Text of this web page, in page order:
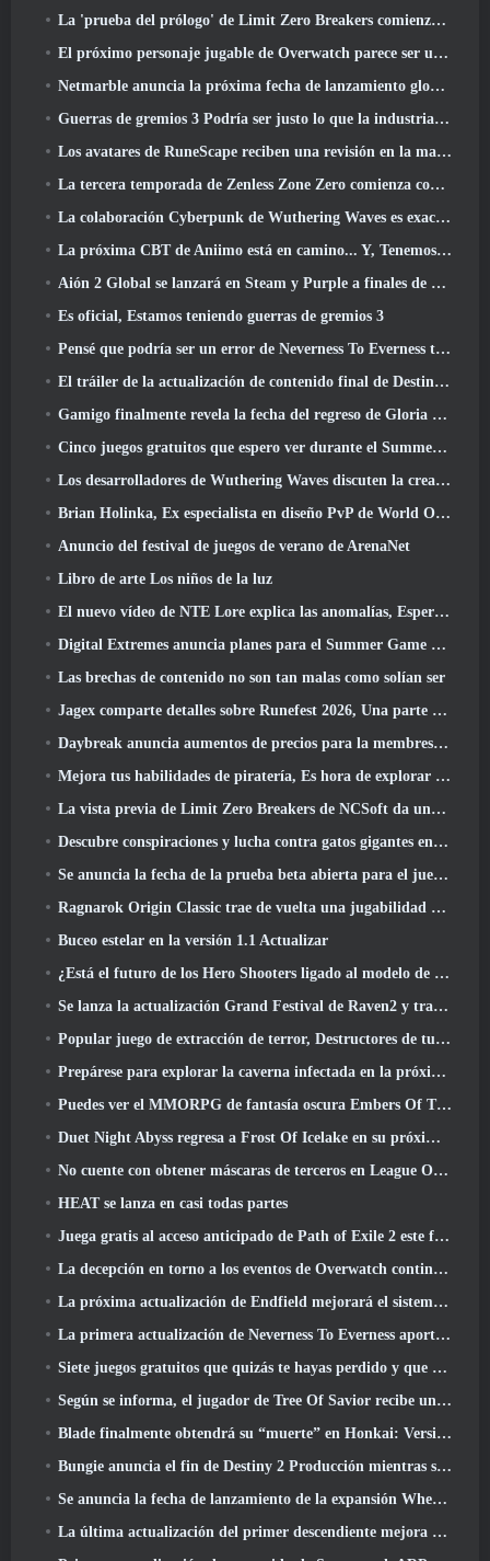
La 'prueba del prólogo' de Limit Zero Breakers comienza hoy
El próximo personaje jugable de Overwatch parece ser un jefe criminal cyborg con exceso de trabajo
Netmarble anuncia la próxima fecha de lanzamiento global de RF Online
Guerras de gremios 3 Podría ser justo lo que la industria de los MMO necesita ahora mismo
Los avatares de RuneScape reciben una revisión en la mayor actualización visual del juego en los últimos diez años
La tercera temporada de Zenless Zone Zero comienza con un viaje a una isla Bangboo en el cielo, Y a la plataforma Steam
La colaboración Cyberpunk de Wuthering Waves es exactamente lo que quiero de mis eventos cruzados de videojuegos
La próxima CBT de Aniimo está en camino... Y, Tenemos una ventana de lanzamiento oficial
Aión 2 Global se lanzará en Steam y Purple a finales de este año
Es oficial, Estamos teniendo guerras de gremios 3
Pensé que podría ser un error de Neverness To Everness tener el evento Porsche Collab Gacha tan temprano, Pero me equivoqué
El tráiler de la actualización de contenido final de Destiny 2 es un grito de guerra
Gamigo finalmente revela la fecha del regreso de Gloria Victis, ¿Sobrevivirá la segunda vez??
Cinco juegos gratuitos que espero ver durante el Summer Game Fest
Los desarrolladores de Wuthering Waves discuten la creación de la secuencia de batalla Lahai-Roi Mech
Brian Holinka, Ex especialista en diseño PvP de World Of Warcraft, Se une al equipo MMO de League Of Legends
Anuncio del festival de juegos de verano de ArenaNet
Libro de arte Los niños de la luz
El nuevo vídeo de NTE Lore explica las anomalías, Esperar, Y cómo una organización "secreta" lo rastrea todo
Digital Extremes anuncia planes para el Summer Game Fest
Las brechas de contenido no son tan malas como solían ser
Jagex comparte detalles sobre Runefest 2026, Una parte de la celebración del 25 aniversario de RuneScape IP
Daybreak anuncia aumentos de precios para la membresía VIP de Lord Of The Rings Online
Mejora tus habilidades de piratería, Es hora de explorar Night City en Wuthering Waves
La vista previa de Limit Zero Breakers de NCSoft da una idea de qué esperar de la próxima prueba del prólogo
Descubre conspiraciones y lucha contra gatos gigantes en tu tiempo de inactividad en la última actualización de Where Winds Meet
Se anuncia la fecha de la prueba beta abierta para el juego Dark Fantasy Extraction, Cazador de la niebla
Ragnarok Origin Classic trae de vuelta una jugabilidad MMORPG justa y CBT abre en junio 4
Buceo estelar en la versión 1.1 Actualizar
¿Está el futuro de los Hero Shooters ligado al modelo de servicio en vivo F2P??
Se lanza la actualización Grand Festival de Raven2 y trae consigo la nueva clase Warlord
Popular juego de extracción de terror, Destructores de tumbas, Lanzamientos en Occidente
Prepárese para explorar la caverna infectada en la próxima actualización de Eterspire
Puedes ver el MMORPG de fantasía oscura Embers Of The Uncrown de Nexon durante el Steam Next Fest
Duet Night Abyss regresa a Frost Of Icelake en su próxima actualización Steampunk
No cuente con obtener máscaras de terceros en League Of Legends
HEAT se lanza en casi todas partes
Juega gratis al acceso anticipado de Path of Exile 2 este fin de semana
La decepción en torno a los eventos de Overwatch continúa 10 Año Aniversario
La próxima actualización de Endfield mejorará el sistema de fábrica
La primera actualización de Neverness To Everness aporta mucho a la mesa
Siete juegos gratuitos que quizás te hayas perdido y que forman parte del Steam Ocean Fest
Según se informa, el jugador de Tree Of Savior recibe un premio especial por gastar 100.000 dólares en el juego
Blade finalmente obtendrá su “muerte” en Honkai: Versión de riel en estrella 4.3
Bungie anuncia el fin de Destiny 2 Producción mientras se preparan para trabajar en nuevos proyectos
Se anuncia la fecha de lanzamiento de la expansión Where Winds Meet “Imperial Palace”
La última actualización del primer descendiente mejora el ciclo agrícola y actualiza el modo Embestida